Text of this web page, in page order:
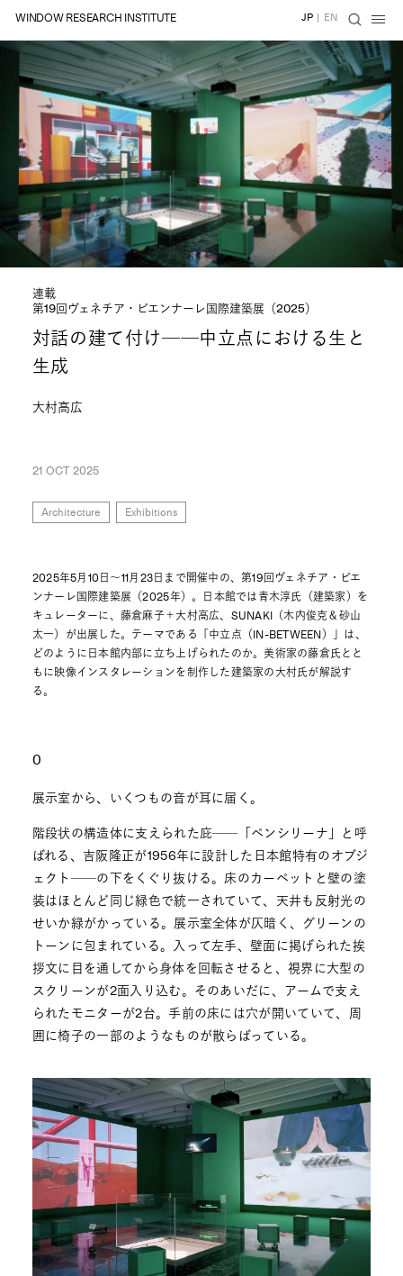
WINDOW RESEARCH INSTITUTE JP | EN
連載
第19回ヴェネチア・ビエンナーレ国際建築展（2025）
対話の建て付け──中立点における生と
生成
大村高広
21 OCT 2025
Architecture Exhibitions
2025年5月10日～11月23日まで開催中の、第19回ヴェネチア・ビエ
ンナーレ国際建築展（2025年）。日本館では青木淳氏（建築家）を
キュレーターに、藤倉麻子＋大村高広、SUNAKI（木内俊克＆砂山
太一）が出展した。テーマである「中立点（IN-BETWEEN）」は、
どのように日本館内部に立ち上げられたのか。美術家の藤倉氏とと
もに映像インスタレーションを制作した建築家の大村氏が解説す
る。
0
展示室から、いくつもの音が耳に届く。
階段状の構造体に支えられた庇──「ペンシリーナ」と呼
ばれる、吉阪隆正が1956年に設計した日本館特有のオブジ
ェクト──の下をくぐり抜ける。床のカーペットと壁の塗
装はほとんど同じ緑色で統一されていて、天井も反射光の
せいか緑がかっている。展示室全体が仄暗く、グリーンの
トーンに包まれている。入って左手、壁面に掲げられた挨
拶文に目を通してから身体を回転させると、視界に大型の
スクリーンが2面入り込む。そのあいだに、アームで支え
られたモニターが2台。手前の床には穴が開いていて、周
囲に椅子の一部のようなものが散らばっている。